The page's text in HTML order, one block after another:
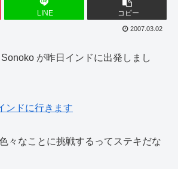
LINE コピー
2007.03.02
が昨日インドに出発しまし
ンドに行きます
々なことに挑戦するってステキだな